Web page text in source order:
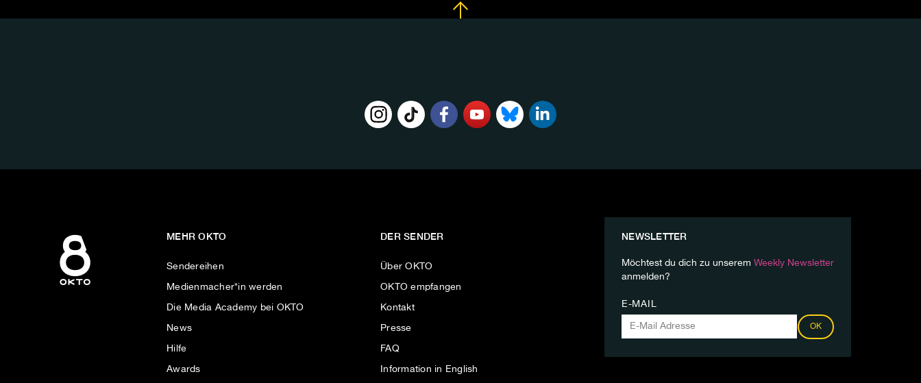
MEHR OKTO
Sendereihen
Medienmacher*in werden
Die Media Academy bei OKTO
News
Hilfe
Awards
DER SENDER
Über OKTO
OKTO empfangen
Kontakt
Presse
FAQ
Information in English
NEWSLETTER
Möchtest du dich zu unserem Weekly Newsletter
anmelden?
E-MAIL
OK